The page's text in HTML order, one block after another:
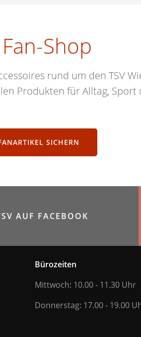
Shop
rund um den TSV
Produkten für Alltag, Sport
SICHERN
AUF FACEBOOK
Bürozeiten
Mittwoch: 10.00 - 11.30 Uhr
Donnerstag: 17.00 - 19.00